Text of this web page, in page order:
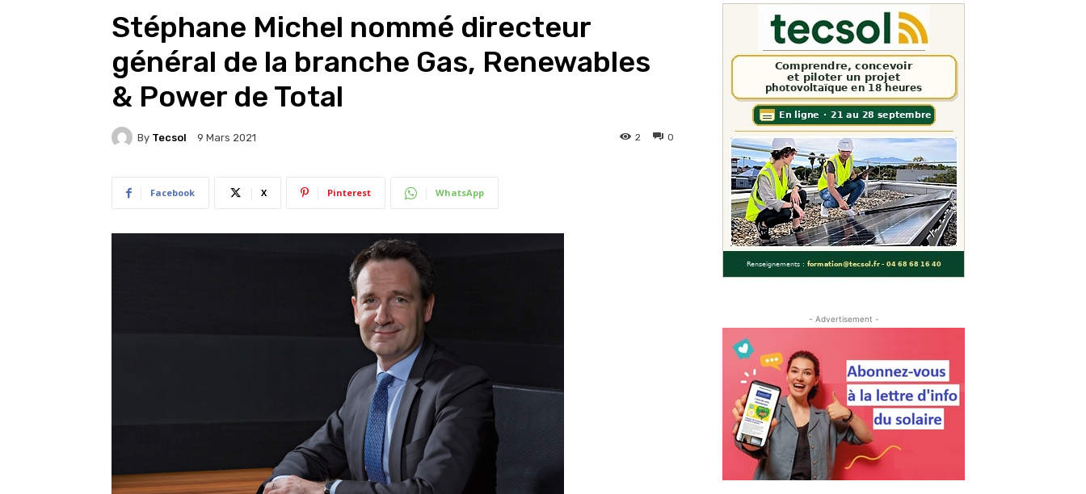
Stéphane Michel nommé directeur
général de la branche Gas, Renewables
& Power de Total
By Tecsol 9 Mars 2021 0
2
Facebook X Pinterest WhatsApp
- Advertisement -